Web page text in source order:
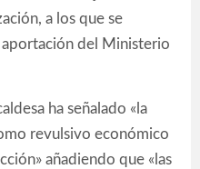
a los que se
del Ministerio
ha señalado «la
revulsivo económico
añadiendo que «las